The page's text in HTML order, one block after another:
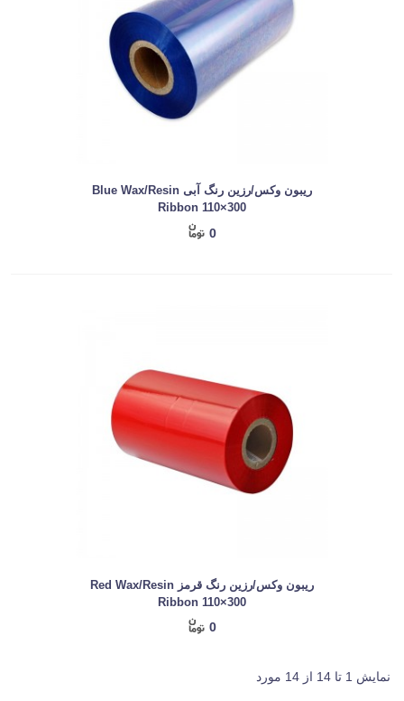
ریبون وکس/رزین رنگ آبی Blue Wax/Resin
Ribbon 110×300
0
ریبون وکس/رزین رنگ قرمز Red Wax/Resin
Ribbon 110×300
0
نمایش 1 تا 14 از 14 مورد